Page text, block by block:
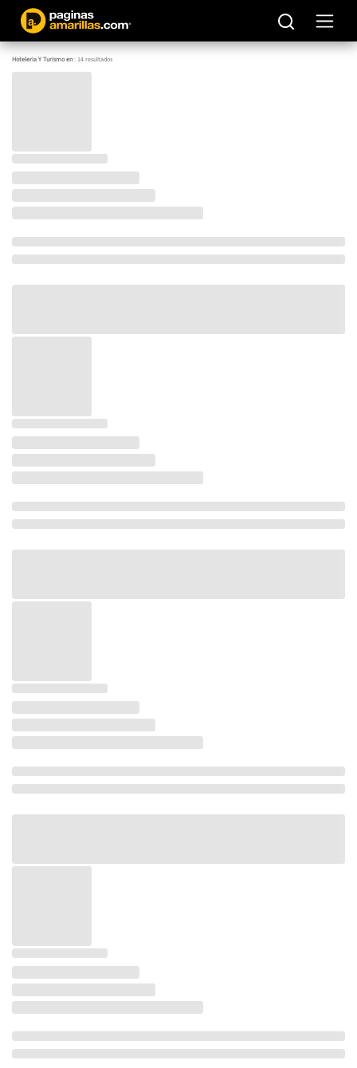
Hoteleria Y Turismo en:14resultados